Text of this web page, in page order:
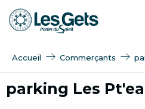
Aller
au
Accueil Commerçants
parking Les